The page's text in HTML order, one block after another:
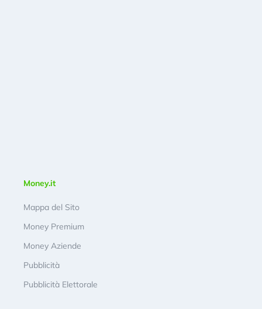
Money.it
Mappa del Sito
Money Premium
Money Aziende
Pubblicità
Pubblicità Elettorale